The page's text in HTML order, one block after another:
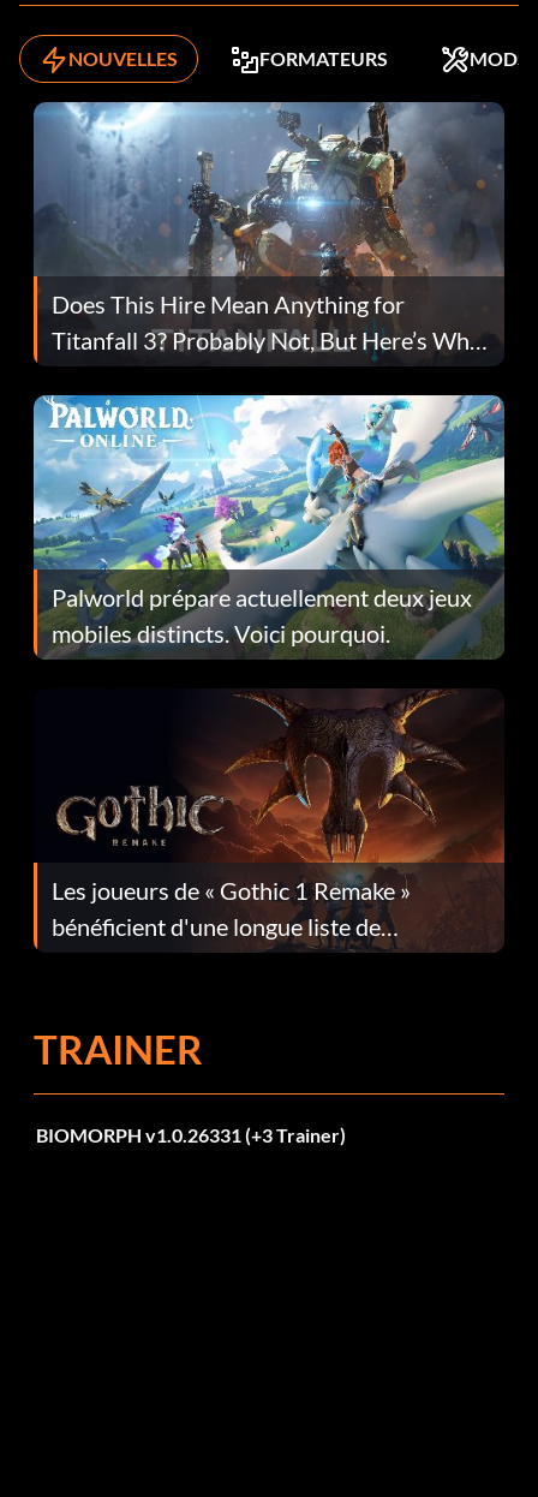
NOUVELLES FORMATEURS MODS
Does This Hire Mean Anything for
Titanfall 3? Probably Not, But Here’s Why
Fans Are Hopeful
Palworld prépare actuellement deux jeux
mobiles distincts. Voici pourquoi.
Les joueurs de « Gothic 1 Remake »
bénéficient d'une longue liste de
corrections dans la mise à jour 1.0.4
TRAINER
BIOMORPH v1.0.26331 (+3 Trainer)